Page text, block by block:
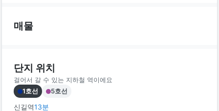
매물
단지 위치
걸어서 갈 수 있는 지하철 역이에요
1호선
5호선
신길역13분